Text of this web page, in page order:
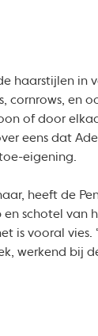
haarstijlen in
cornrows, en
of door
eens dat
eigening.
heeft de
schotel van
is vooral
werkend bij